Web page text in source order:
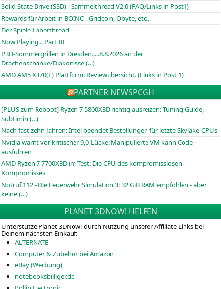
Solid State Drive (SSD) - Sammelthread V2.0 (FAQ/Links in Post1)
Rewards für Arbeit in BOINC - Gridcoin, Obyte, etc...
Der Spiele-Laberthread
Now Playing... Part III
P3D-Sommergrillen in Dresden.....8.8.2026 an der
Drachenschänke/Diakonisse (…)
AMD AM5 X870(E) Plattform: Reviewübersicht. (Links in Post 1)
PARTNER-NEWSPCGH
[PLUS zum Reboot] Ryzen 7 5800X3D richtig ausreizen: Tuning-Guide,
Subtimin (…)
Nach fast zehn Jahren: Intel beendet Bestellungen für letzte Skylake-CPUs
Nvidia warnt vor kritischer 9,0-Lücke: Manipulierte VM kann Code
ausführen
AMD Ryzen 7 7700X3D im Test: Die CPU des kompromisslosen
Kompromisses
Notruf 112 - Die Feuerwehr Simulation 3: 32 GiB RAM empfohlen - aber
keine (…)
PLANET 3DNOW! HELFEN
Unterstütze Planet 3DNow! durch Nutzung unserer Affiliate Links bei
Deinem nächsten Einkauf:
ALTERNATE
Computer & Zubehör bei Amazon
eBay (Werbung)
notebooksbilliger.de